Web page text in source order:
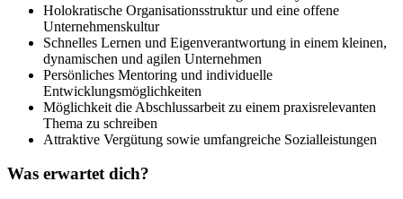
Holokratische Organisationsstruktur und eine offene
Unternehmenskultur
Schnelles Lernen und Eigenverantwortung in einem kleinen,
dynamischen und agilen Unternehmen
Persönliches Mentoring und individuelle
Entwicklungsmöglichkeiten
Möglichkeit die Abschlussarbeit zu einem praxisrelevanten
Thema zu schreiben
Attraktive Vergütung sowie umfangreiche Sozialleistungen
Was erwartet dich?